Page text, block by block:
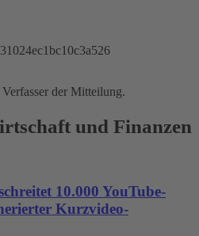
der Mitteilung.
und Finanzen
10.000 YouTube-
Kurzvideo-